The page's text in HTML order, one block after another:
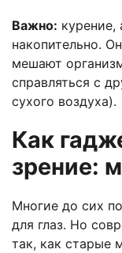
Важно: курение,
накопительно.
мешают
справляться с
сухого воздуха).
Как
зрение:
Многие до сих
для глаз. Но
так, как старые